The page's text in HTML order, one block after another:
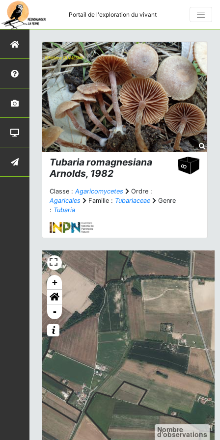
Portail de l'exploration du vivant
Tubaria romagnesiana
Arnolds, 1982
Classe : Agaricomycetes
Ordre :
Agaricales
Famille : Tubariaceae
Genre
: Tubaria
+
-
Nombre
d'observations